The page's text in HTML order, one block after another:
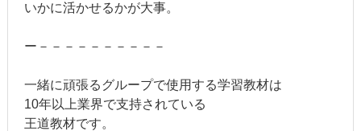
いかに活かせるかが大事。
ー－－－－－－－－－－
一緒に頑張るグループで使用する学習教材は
10年以上業界で支持されている
王道教材です。